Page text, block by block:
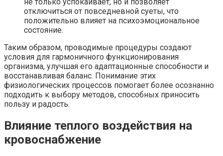
отключиться от повседневной суеты, что
положительно влияет на психоэмоциональное
состояние.
Таким образом, проводимые процедуры создают
условия для гармоничного функционирования
организма, улучшая его адаптационные способности и
восстанавливая баланс. Понимание этих
физиологических процессов помогает более осознанно
подходить к выбору методов, способных приносить
пользу и радость.
Влияние теплого воздействия на
кровоснабжение